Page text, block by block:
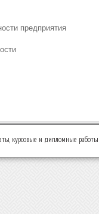
предприятия
курсовые и дипломные работы